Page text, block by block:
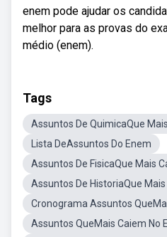
enem pode ajudar os
melhor para as provas do
médio (enem).
Tags
Assuntos De QuimicaQue
Lista DeAssuntos Do Enem
Assuntos De FisicaQue Mais
Assuntos De HistoriaQue
Cronograma Assuntos
Assuntos QueMais Caiem No